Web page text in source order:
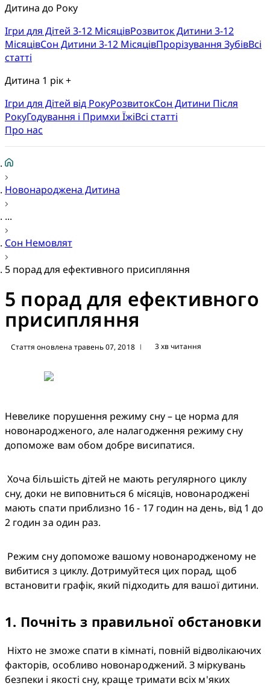
Дитина до Року
Ігри для Дітей 3-12 МісяцівРозвиток Дитини 3-12
МісяцівСон Дитини 3-12 МісяцівПрорізування ЗубівВсі
статті
Дитина 1 рік +
Ігри для Дітей від РокуРозвитокCон Дитини Після
РокуГодування і Примхи ЇжіВсі статті
Про нас
Новонароджена Дитина
...
Сон Немовлят
5 порад для ефективного присипляння
5 порад для ефективного
присипляння
Стаття оновлена травень 07, 2018 | 3 хв читання
Невелике порушення режиму сну – це норма для
новонародженого, але налагодження режиму сну
допоможе вам обом добре висипатися.
Хоча більшість дітей не мають регулярного циклу
сну, доки не виповниться 6 місяців, новонароджені
мають спати приблизно 16 - 17 годин на день, від 1 до
2 годин за один раз.
вибитися з циклу. Дотримуйтеся цих порад, щоб
встановити графік, який підходить для вашої дитини.
1. Почніть з правильної обстановки
факторів, особливо новонароджений. З міркувань
безпеки і якості сну, краще тримати всіх м'яких